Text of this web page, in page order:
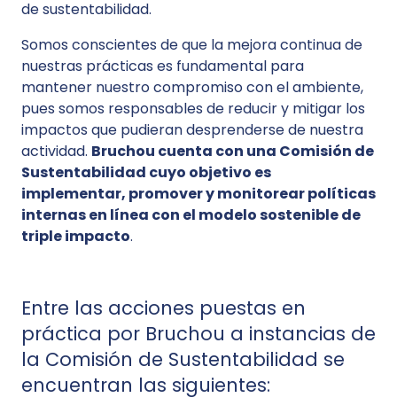
de sustentabilidad.
Somos conscientes de que la mejora continua de
nuestras prácticas es fundamental para
mantener nuestro compromiso con el ambiente,
pues somos responsables de reducir y mitigar los
impactos que pudieran desprenderse de nuestra
actividad. Bruchou cuenta con una Comisión de
Sustentabilidad cuyo objetivo es
implementar, promover y monitorear políticas
internas en línea con el modelo sostenible de
triple impacto.
Entre las acciones puestas en
práctica por Bruchou a instancias de
la Comisión de Sustentabilidad se
encuentran las siguientes: